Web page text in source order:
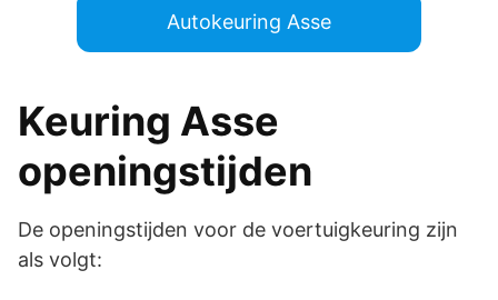
Autokeuring Asse
Keuring Asse
openingstijden
De openingstijden voor de voertuigkeuring zijn
als volgt: